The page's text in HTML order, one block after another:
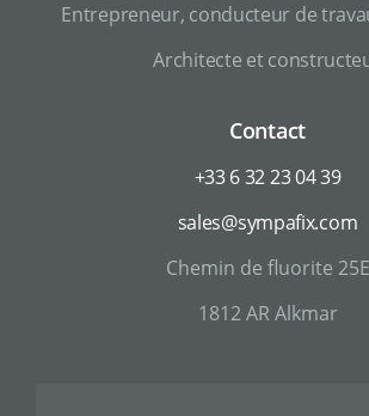
Entrepreneur, conducteur de
Architecte et
Contact
+33 6 32 23 04 39
sales@sympafix.com
Chemin de fluorite 25E
1812 AR Alkmar